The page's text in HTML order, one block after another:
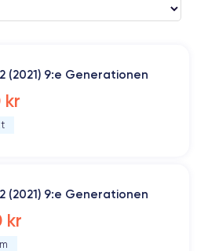
(2021) 9:e Generationen
kr
(2021) 9:e Generationen
kr